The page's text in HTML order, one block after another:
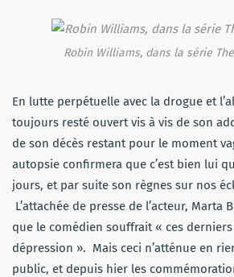
Robin Williams, dans la série
En lutte perpétuelle avec la drogue et
toujours resté ouvert vis à vis de son
de son décès restant pour le moment
autopsie confirmera que c’est bien lui
jours, et par suite son règnes sur nos
L’attachée de presse de l’acteur, Marta
que le comédien souffrait « ces derniers
dépression ». Mais ceci n’atténue en
public, et depuis hier les